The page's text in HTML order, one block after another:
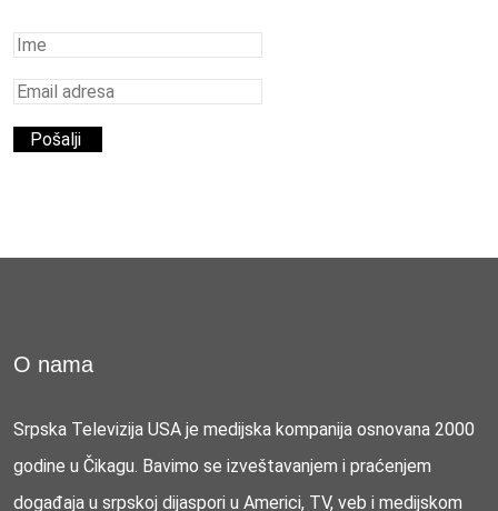
O nama
Srpska Televizija USA je medijska kompanija osnovana 2000
godine u Čikagu. Bavimo se izveštavanjem i praćenjem
događaja u srpskoj dijaspori u Americi, TV, veb i medijskom